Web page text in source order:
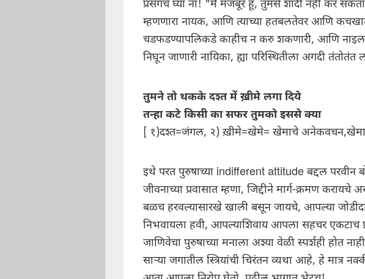
प्रसंगच घ्या ना! "मै मजबूर हूँ, तुमसे शादी नही कर
म्हणणारा नायक, आणि त्याच्या हतबलतेवर आणि
चडफडण्यापलिकडे काहीच न करु शकणारी, आणि
निघून जाणारी नायिका, ह्या परिस्थितीला अगदी
तुमने तो थकके दश्त में ख़ीमे लगा दिये
तन्हा कटे किसी का सफर तुमको इससे क्या
[ १)दश्त=जंगल, २) ख़ीमे=खेमे= खेमाचे
इथे परत पुरुषाच्या indifferent attitude बद्दल परवीन
जीवनाच्या प्रवासात म्हणा, जिद्दीने मार्ग-क्रमण
बळच हरवल्यासारखे खाली बसून जायचे, आपल्या
निभवायला हवी, आपल्याशिवाय आपला सहचर एकटाच
जाणिवेचा पुरुषाच्या मनाला अश्या वेळी स्पर्शही होत
साऱ्या जगातील स्त्रियांची चिरंतन व्यथा आहे, हे मात्र